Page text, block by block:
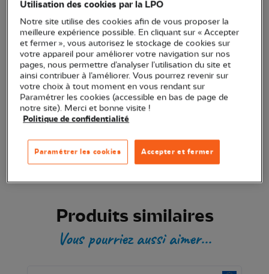
Quantité
Dernières pièces en stock !
Ajouter au panier
Transaction sécurisée
Produits similaires
Vous pourriez aussi aimer...
Utilisation des cookies par la LPO
Notre site utilise des cookies afin de vous proposer la
meilleure expérience possible. En cliquant sur « Accepter
et fermer », vous autorisez le stockage de cookies sur
votre appareil pour améliorer votre navigation sur nos
pages, nous permettre d’analyser l’utilisation du site et
ainsi contribuer à l’améliorer. Vous pourrez revenir sur
votre choix à tout moment en vous rendant sur
Paramétrer les cookies (accessible en bas de page de
notre site). Merci et bonne visite !
Politique de confidentialité
Accepter et fermer
Paramétrer les cookies